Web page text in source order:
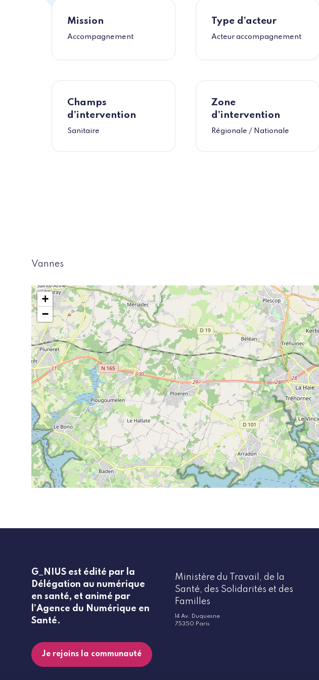
Mission
Accompagnement
Type d’acteur
Acteur accompagnement
Champs
d’intervention
Sanitaire
Zone
d’intervention
Régionale / Nationale
Vannes
+
−
G_NIUS est édité par la
Délégation au numérique
en santé, et animé par
l’Agence du Numérique en
Santé.
Je rejoins la communauté
Ministère du Travail, de la
Santé, des Solidarités et des
Familles
14 Av. Duquesne
75350 Paris